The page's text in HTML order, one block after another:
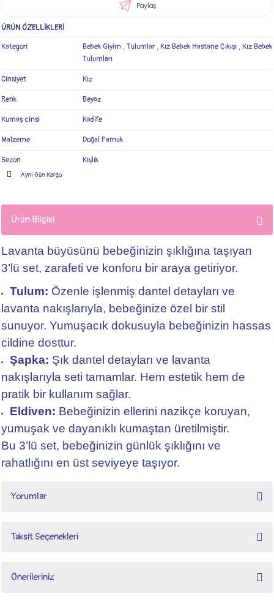
Paylaş
ÜRÜN ÖZELLİKLERİ
Kategori Bebek Giyim ,Tulumlar ,Kız Bebek Hastane Çıkışı ,Kız Bebek
Tulumları
Cinsiyet Kız
Renk Beyaz
Kumaş cinsi Kadife
Malzeme Doğal Pamuk
Sezon Kışlık
Aynı Gün Kargo
Ürün Bilgisi
Lavanta büyüsünü bebeğinizin şıklığına taşıyan
3’lü set, zarafeti ve konforu bir araya getiriyor.
Tulum: Özenle işlenmiş dantel detayları ve
lavanta nakışlarıyla, bebeğinize özel bir stil
sunuyor. Yumuşacık dokusuyla bebeğinizin hassas
cildine dosttur.
Şapka: Şık dantel detayları ve lavanta
nakışlarıyla seti tamamlar. Hem estetik hem de
pratik bir kullanım sağlar.
Eldiven: Bebeğinizin ellerini nazikçe koruyan,
yumuşak ve dayanıklı kumaştan üretilmiştir.
Bu 3’lü set, bebeğinizin günlük şıklığını ve
rahatlığını en üst seviyeye taşıyor.
Yorumlar
Taksit Seçenekleri
Önerileriniz